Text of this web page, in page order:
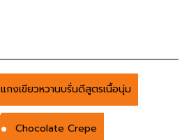
แกงเขียวหวานบรั่นดีสูตรเนื้อนุ่ม
Chocolate Crepe